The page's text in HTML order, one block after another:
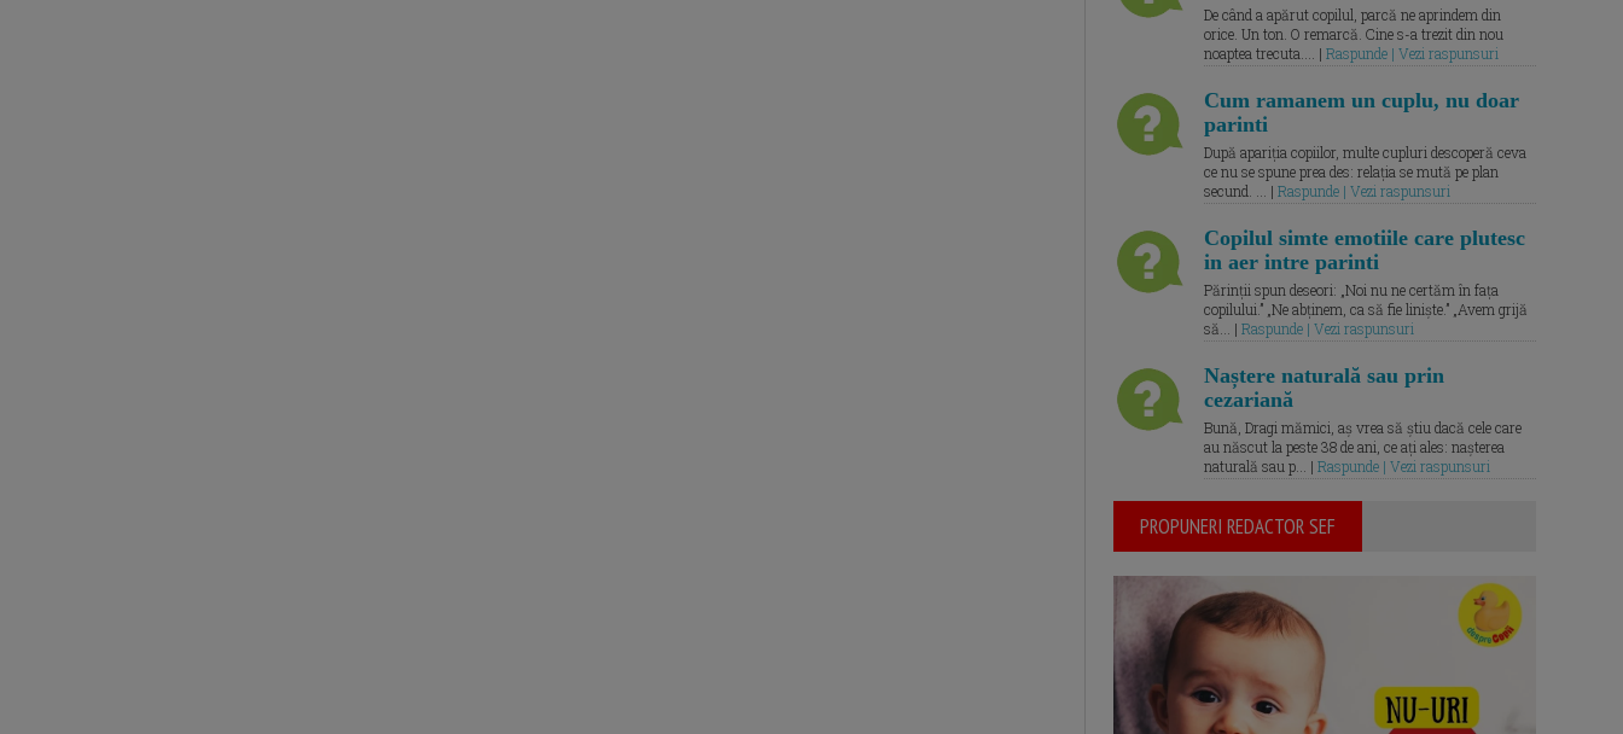
De când a apărut copilul, parcă ne aprindem din
orice. Un ton. O remarcă. Cine s-a trezit din nou
noaptea trecuta.... | Raspunde | Vezi raspunsuri
Cum ramanem un cuplu, nu doar
parinti
După apariția copiilor, multe cupluri descoperă ceva
ce nu se spune prea des: relația se mută pe plan
secund. ... | Raspunde | Vezi raspunsuri
Copilul simte emotiile care plutesc
in aer intre parinti
Părinții spun deseori: „Noi nu ne certăm în fața
copilului.” „Ne abținem, ca să fie liniște.” „Avem grijă
să... | Raspunde | Vezi raspunsuri
Naștere naturală sau prin
cezariană
Bună, Dragi mămici, aș vrea să știu dacă cele care
au născut la peste 38 de ani, ce ați ales: nașterea
naturală sau p... | Raspunde | Vezi raspunsuri
PROPUNERI REDACTOR SEF